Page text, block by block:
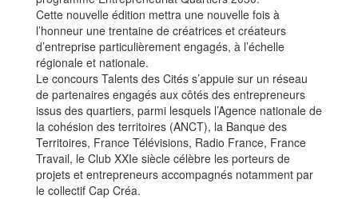
Cette nouvelle édition mettra une nouvelle fois à
l’honneur une trentaine de créatrices et créateurs
d’entreprise particulièrement engagés, à l’échelle
régionale et nationale.
Le concours Talents des Cités s’appuie sur un réseau
de partenaires engagés aux côtés des entrepreneurs
issus des quartiers, parmi lesquels l’Agence nationale de
la cohésion des territoires (ANCT), la Banque des
Territoires, France Télévisions, Radio France, France
Travail, le Club XXIe siècle célèbre les porteurs de
projets et entrepreneurs accompagnés notamment par
le collectif Cap Créa.